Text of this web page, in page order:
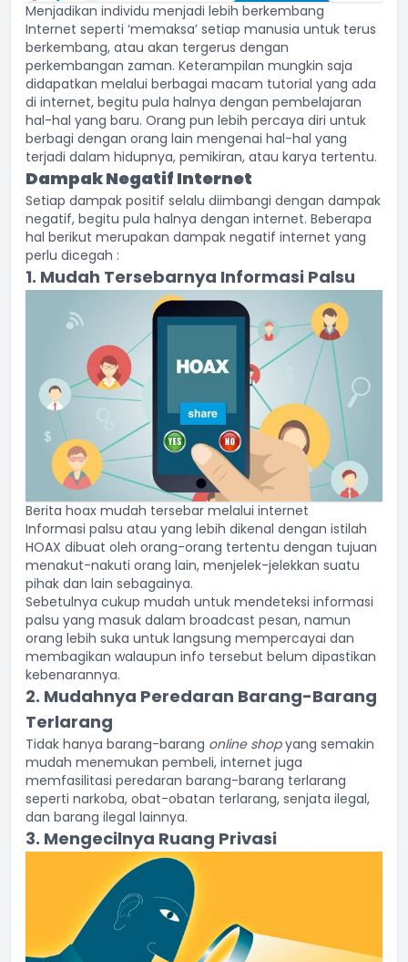
Menjadikan individu menjadi lebih berkembang
Internet seperti ‘memaksa’ setiap manusia untuk terus
berkembang, atau akan tergerus dengan
perkembangan zaman. Keterampilan mungkin saja
didapatkan melalui berbagai macam tutorial yang ada
di internet, begitu pula halnya dengan pembelajaran
hal-hal yang baru. Orang pun lebih percaya diri untuk
berbagi dengan orang lain mengenai hal-hal yang
terjadi dalam hidupnya, pemikiran, atau karya tertentu.
Dampak Negatif Internet
Setiap dampak positif selalu diimbangi dengan dampak
negatif, begitu pula halnya dengan internet. Beberapa
hal berikut merupakan dampak negatif internet yang
perlu dicegah :
1. Mudah Tersebarnya Informasi Palsu
Berita hoax mudah tersebar melalui internet
Informasi palsu atau yang lebih dikenal dengan istilah
HOAX dibuat oleh orang-orang tertentu dengan tujuan
menakut-nakuti orang lain, menjelek-jelekkan suatu
pihak dan lain sebagainya.
Sebetulnya cukup mudah untuk mendeteksi informasi
palsu yang masuk dalam broadcast pesan, namun
orang lebih suka untuk langsung mempercayai dan
membagikan walaupun info tersebut belum dipastikan
kebenarannya.
2. Mudahnya Peredaran Barang-Barang
Terlarang
Tidak hanya barang-barang online shopyang semakin
mudah menemukan pembeli, internet juga
memfasilitasi peredaran barang-barang terlarang
seperti narkoba, obat-obatan terlarang, senjata ilegal,
dan barang ilegal lainnya.
3. Mengecilnya Ruang Privasi